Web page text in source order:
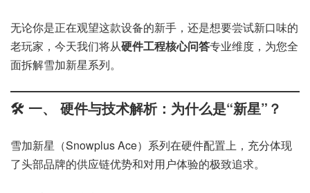
无论你是正在观望这款设备的新手，还是想要尝试新口味的
老玩家，今天我们将从硬件工程核心问答专业维度，为您全
面拆解雪加新星系列。
🛠️ 一、 硬件与技术解析：为什么是“新星”？
雪加新星（Snowplus Ace）系列在硬件配置上，充分体现
了头部品牌的供应链优势和对用户体验的极致追求。